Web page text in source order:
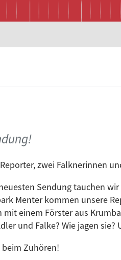
zwei Falknerinnen
Sendung tauchen
Menter kommen unsere
mit einem Förster aus
und Falke? Wie jagen
beim Zuhören!